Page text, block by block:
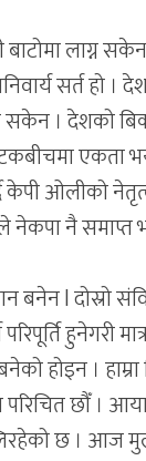
बाटोमा लाग्न
सर्त हो ।
सकेन । देशको
एकता
केपी ओलीको
नेकपा नै समाप्त
बनेन l दोस्रो
हुनेगरी
होइन ।
छौँ ।
छ । आज